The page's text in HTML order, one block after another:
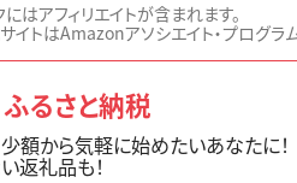
はアフィリエイトが含まれます。
イトはAmazonアソシエイト・プログラ
るさと納税
少額から気軽に始めたいあなたに！
返礼品も！